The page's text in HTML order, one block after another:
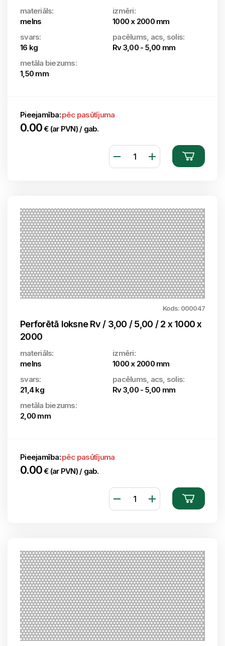
materiāls:
melns
izmēri:
1000 x 2000 mm
svars:
16 kg
pacēlums, acs, solis:
Rv 3,00 - 5,00 mm
metāla biezums:
1,50 mm
Pieejamība:pēc pasūtījuma
0.00€ (ar PVN) / gab.
Kods: 000047
Perforētā loksne Rv / 3,00 / 5,00 / 2 x 1000 x
2000
materiāls:
melns
izmēri:
1000 x 2000 mm
svars:
21,4 kg
pacēlums, acs, solis:
Rv 3,00 - 5,00 mm
metāla biezums:
2,00 mm
Pieejamība:pēc pasūtījuma
0.00€ (ar PVN) / gab.